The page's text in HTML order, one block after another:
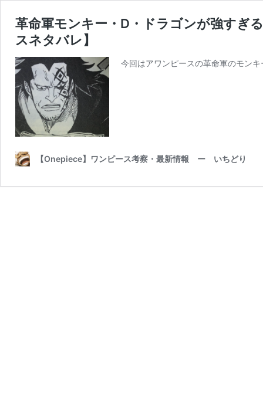
革命軍モンキー・D・ドラゴンが強すぎ
スネタバレ】
今回はアワンピースの革命軍のモン
【Onepiece】ワンピース考察・最新情報 ー いちどり